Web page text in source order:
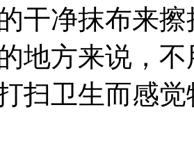
干净抹布来
地方来说，
扫卫生而感